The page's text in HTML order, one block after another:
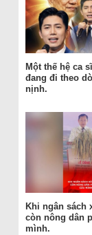
Một thế hệ ca
đang đi theo
nịnh.
Khi ngân sách
còn nông dân
mình.